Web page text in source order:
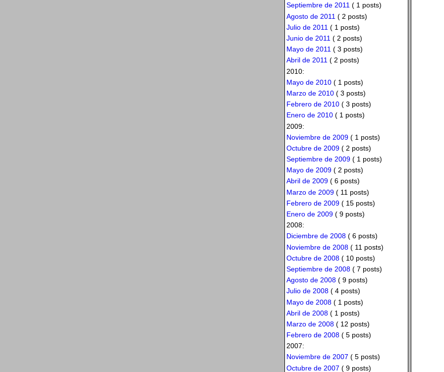
Septiembre de 2011( 1 posts)
Agosto de 2011 ( 2 posts)
Julio de 2011 ( 1 posts)
Junio de 2011 ( 2 posts)
Mayo de 2011 ( 3 posts)
Abril de 2011( 2 posts)
2010:
Mayo de 2010( 1 posts)
Marzo de 2010( 3 posts)
Febrero de 2010( 3 posts)
Enero de 2010( 1 posts)
2009:
Noviembre de 2009( 1 posts)
Octubre de 2009( 2 posts)
Septiembre de 2009( 1 posts)
Mayo de 2009( 2 posts)
Abril de 2009( 6 posts)
Marzo de 2009( 11 posts)
Febrero de 2009( 15 posts)
Enero de 2009( 9 posts)
2008:
Diciembre de 2008( 6 posts)
Noviembre de 2008( 11 posts)
Octubre de 2008( 10 posts)
Septiembre de 2008( 7 posts)
Agosto de 2008( 9 posts)
Julio de 2008( 4 posts)
Mayo de 2008( 1 posts)
Abril de 2008( 1 posts)
Marzo de 2008( 12 posts)
Febrero de 2008( 5 posts)
2007:
Noviembre de 2007 ( 5 posts)
Octubre de 2007 ( 9 posts)